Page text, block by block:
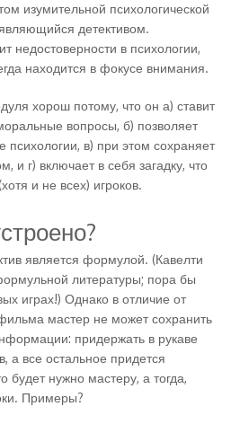
изумительной психологической
детективом.
недостоверности в психологии,
находится в фокусе внимания.
хорош потому, что он а) ставит
вопросы, б) позволяет
в) при этом сохраняет
и г) включает в себя загадку, что
и не всех) игроков.
является формулой. (Кавелти
литературы; пора бы
играх!) Однако в отличие от
мастер не может сохранить
придержать в рукаве
а все остальное придется
будет нужно мастеру, а тогда,
Примеры?